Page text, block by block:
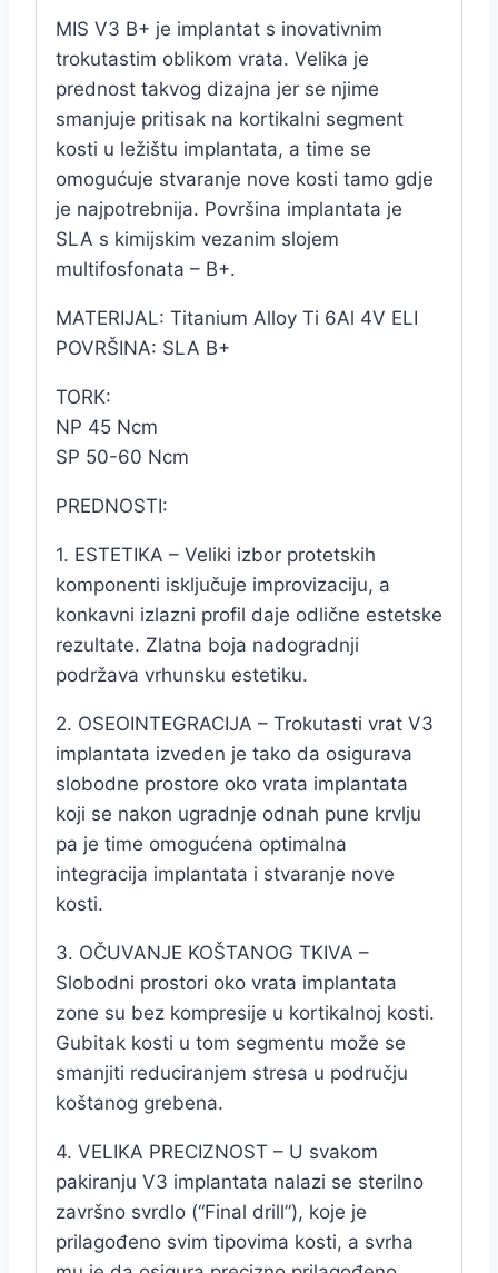
MIS V3 B+ je implantat s inovativnim
trokutastim oblikom vrata. Velika je
prednost takvog dizajna jer se njime
smanjuje pritisak na kortikalni segment
kosti u ležištu implantata, a time se
omogućuje stvaranje nove kosti tamo gdje
je najpotrebnija. Površina implantata je
SLA s kimijskim vezanim slojem
multifosfonata – B+.
MATERIJAL: Titanium Alloy Ti 6Al 4V ELI
POVRŠINA: SLA B+
TORK:
NP 45 Ncm
SP 50-60 Ncm
PREDNOSTI:
1. ESTETIKA – Veliki izbor protetskih
komponenti isključuje improvizaciju, a
konkavni izlazni profil daje odlične estetske
rezultate. Zlatna boja nadogradnji
podržava vrhunsku estetiku.
2. OSEOINTEGRACIJA – Trokutasti vrat V3
implantata izveden je tako da osigurava
slobodne prostore oko vrata implantata
koji se nakon ugradnje odnah pune krvlju
pa je time omogućena optimalna
integracija implantata i stvaranje nove
kosti.
3. OČUVANJE KOŠTANOG TKIVA –
Slobodni prostori oko vrata implantata
zone su bez kompresije u kortikalnoj kosti.
Gubitak kosti u tom segmentu može se
smanjiti reduciranjem stresa u području
koštanog grebena.
4. VELIKA PRECIZNOST – U svakom
pakiranju V3 implantata nalazi se sterilno
završno svrdlo (“Final drill”), koje je
prilagođeno svim tipovima kosti, a svrha